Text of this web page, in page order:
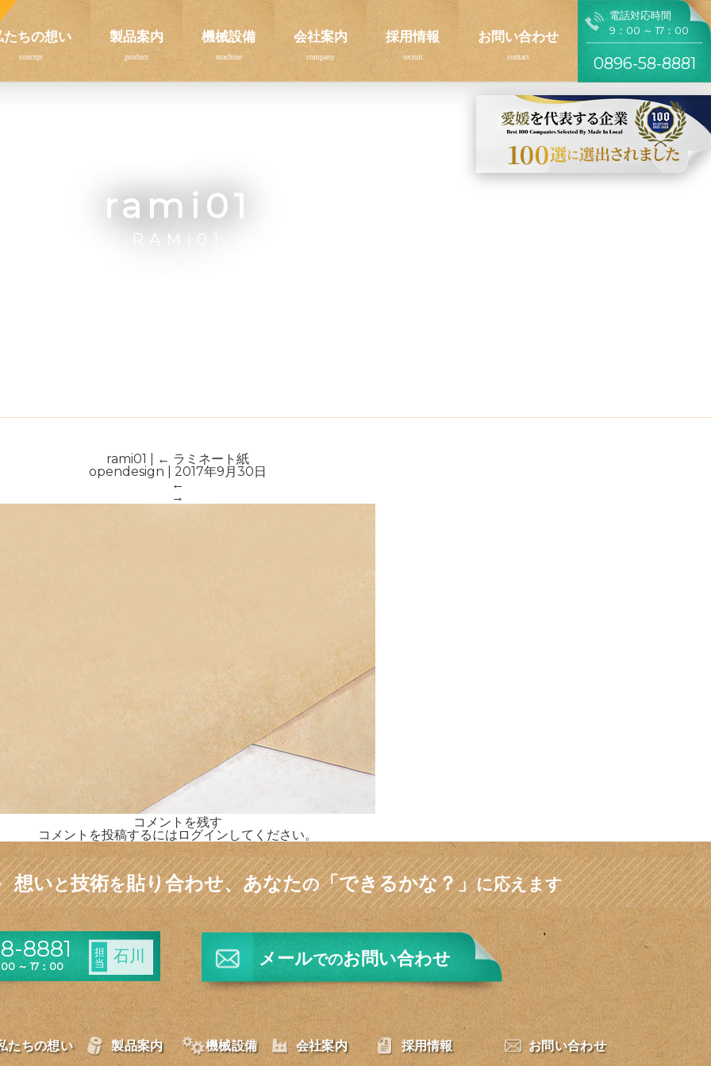
たちの想い 製品案内 機械設備 会社案内 採用情報 お問い合わせ
電話対応時間
9：00 ～ 17：00
0896-58-8881
rami01
rami01 ← ラミネート紙
opendesign
2017年9月30日
←
→
コメントを残す
コメントを投稿するには ログイン してください。
想いと技術を貼り合わせ、あなたの「できるかな？」に応えます
8881
～ 17：00
担
当
石川 メールでのお問い合わせ
たちの想い 製品案内 機械設備 会社案内 採用情報 お問い合わせ